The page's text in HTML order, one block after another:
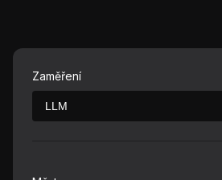
Zaměření